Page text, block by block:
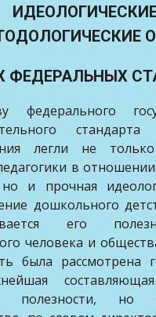
ФЕДЕРАЛЬНЫХ
федерального
стандарта
легли не только
в
и прочная
дошкольного
его
человека и
была рассмотрена
полезности, но